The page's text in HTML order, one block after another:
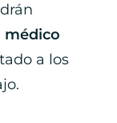
médico
a los